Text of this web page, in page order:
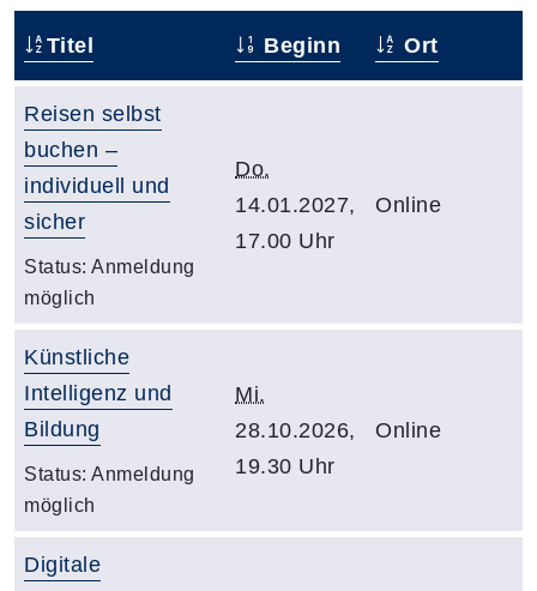
Titel Beginn Ort
Reisen selbst
buchen –
individuell und
sicher
Status: Anmeldung
möglich
Do.
14.01.2027,
17.00 Uhr
Online
Künstliche
Intelligenz und
Bildung
Status: Anmeldung
möglich
Mi.
28.10.2026,
19.30 Uhr
Online
Digitale